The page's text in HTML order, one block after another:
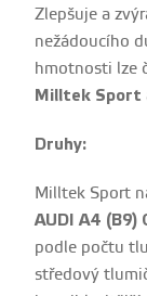
Zlepšuje a
nežádoucího
hmotnosti lze
Milltek Sport
Druhy:
Milltek Sport
AUDI A4
podle počtu
středový